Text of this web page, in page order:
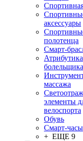
аксессуары
полотенца
Смарт-
Атрибутика
болельщика
массажа
элементы
велоспорта
Обувь
Смарт-часы
+ ЕЩЕ 9